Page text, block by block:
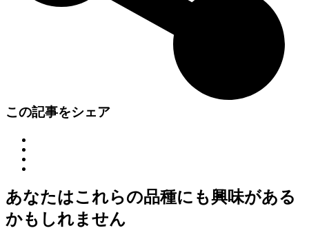
この記事をシェア
あなたはこれらの品種にも興味がある
かもしれません